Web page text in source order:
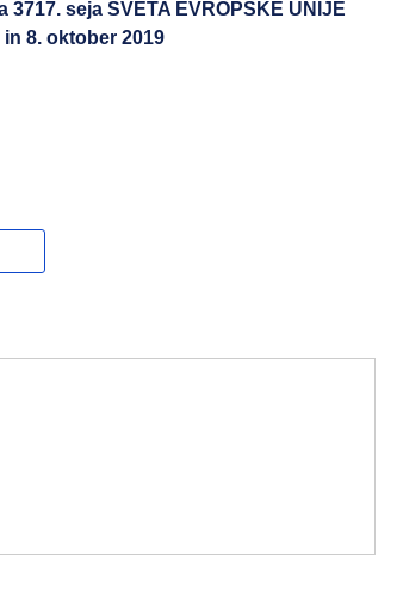
seja SVETA EVROPSKE UNIJE
8. oktober 2019